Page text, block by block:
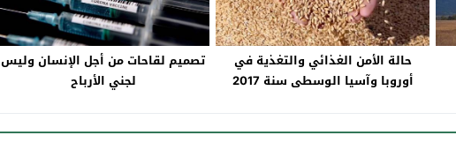
حالة الأمن الغذائي والتغذية في
أوروبا وآسيا الوسطى سنة 2017
تصميم لقاحات من أجل الإنسان وليس
لجني الأرباح